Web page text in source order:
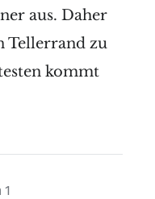
aus. Daher
Tellerrand zu
kommt
1